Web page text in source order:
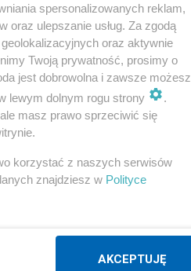
spersonalizowanych reklam,
oraz ulepszanie usług. Za zgodą
oraz aktywnie
Twoją prywatność, prosimy o
jest dobrowolna i zawsze możesz
lewym dolnym rogu strony
.
masz prawo sprzeciwić się
korzystać z naszych serwisów
znajdziesz w Polityce
AKCEPTUJĘ